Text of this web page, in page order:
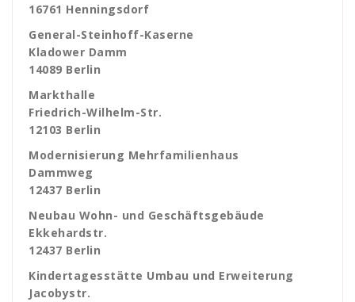
16761 Henningsdorf
General-Steinhoff-Kaserne
Kladower Damm
14089 Berlin
Markthalle
Friedrich-Wilhelm-Str.
12103 Berlin
Modernisierung Mehrfamilienhaus
Dammweg
12437 Berlin
Neubau Wohn- und Geschäftsgebäude
Ekkehardstr.
12437 Berlin
Kindertagesstätte Umbau und Erweiterung
Jacobystr.